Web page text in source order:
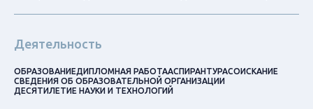
Деятельность
ОБРАЗОВАНИЕДИПЛОМНАЯ РАБОТААСПИРАНТУРАСОИСКАНИЕ
СВЕДЕНИЯ ОБ ОБРАЗОВАТЕЛЬНОЙ ОРГАНИЗАЦИИ
ДЕСЯТИЛЕТИЕ НАУКИ И ТЕХНОЛОГИЙ